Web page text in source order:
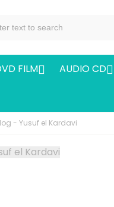
FILM AUDIO CD
- Yusuf el Kardavi